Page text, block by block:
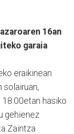
16an
garaia
eraikinean
solairuan,
18:00etan hasiko
gehienez
Zaintza